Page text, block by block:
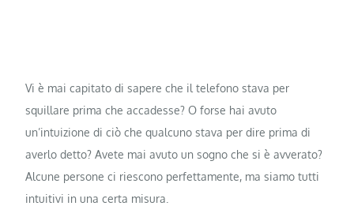
Vi è mai capitato di sapere che il telefono stava per
squillare prima che accadesse? O forse hai avuto
un’intuizione di ciò che qualcuno stava per dire prima di
averlo detto? Avete mai avuto un sogno che si è avverato?
Alcune persone ci riescono perfettamente, ma siamo tutti
intuitivi in una certa misura.